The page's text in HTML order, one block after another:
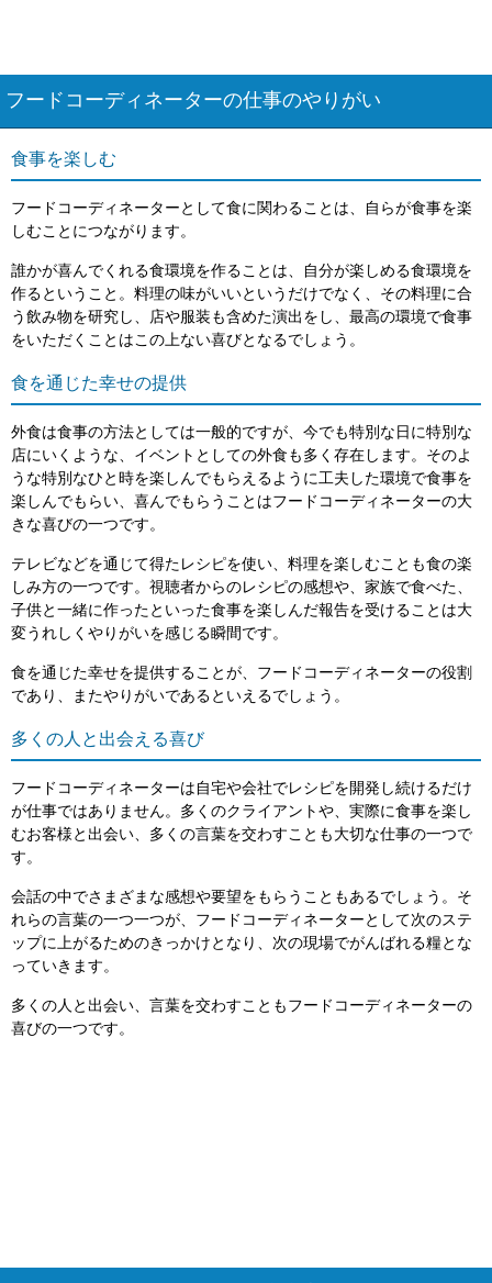
フードコーディネーターの仕事のやりがい
食事を楽しむ
フードコーディネーターとして食に関わることは、自らが食事を楽
しむことにつながります。
誰かが喜んでくれる食環境を作ることは、自分が楽しめる食環境を
作るということ。料理の味がいいというだけでなく、その料理に合
う飲み物を研究し、店や服装も含めた演出をし、最高の環境で食事
をいただくことはこの上ない喜びとなるでしょう。
食を通じた幸せの提供
外食は食事の方法としては一般的ですが、今でも特別な日に特別な
店にいくような、イベントとしての外食も多く存在します。そのよ
うな特別なひと時を楽しんでもらえるように工夫した環境で食事を
楽しんでもらい、喜んでもらうことはフードコーディネーターの大
きな喜びの一つです。
テレビなどを通じて得たレシピを使い、料理を楽しむことも食の楽
しみ方の一つです。視聴者からのレシピの感想や、家族で食べた、
子供と一緒に作ったといった食事を楽しんだ報告を受けることは大
変うれしくやりがいを感じる瞬間です。
食を通じた幸せを提供することが、フードコーディネーターの役割
であり、またやりがいであるといえるでしょう。
多くの人と出会える喜び
フードコーディネーターは自宅や会社でレシピを開発し続けるだけ
が仕事ではありません。多くのクライアントや、実際に食事を楽し
むお客様と出会い、多くの言葉を交わすことも大切な仕事の一つで
す。
会話の中でさまざまな感想や要望をもらうこともあるでしょう。そ
れらの言葉の一つ一つが、フードコーディネーターとして次のステ
ップに上がるためのきっかけとなり、次の現場でがんばれる糧とな
っていきます。
多くの人と出会い、言葉を交わすこともフードコーディネーターの
喜びの一つです。